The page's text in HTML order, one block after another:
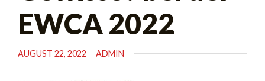
EWCA 2022
AUGUST 22, 2022 ADMIN